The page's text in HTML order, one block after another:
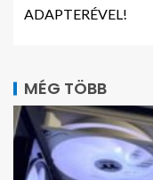
ADAPTERÉVEL!
MÉG TÖBB